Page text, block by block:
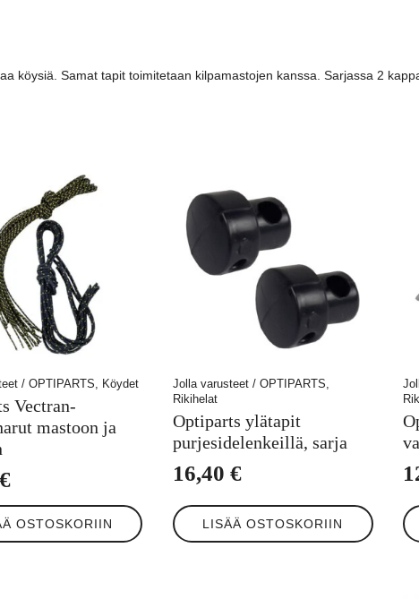
köysiä. Samat tapit toimitetaan kilpamastojen kanssa. Sarjassa 2
/ OPTIPARTS, Köydet
Vectran-
mastoon ja
€
OSTOSKORIIN
Jolla varusteet / OPTIPARTS,
Rikihelat
Optiparts ylätapit
purjesidelenkeillä, sarja
16,40 €
LISÄÄ OSTOSKORIIN